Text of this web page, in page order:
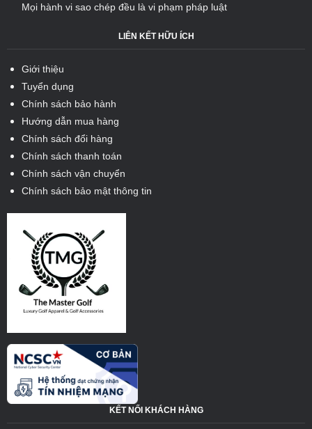
Mọi hành vi sao chép đều là vi phạm pháp luật
LIÊN KẾT HỮU ÍCH
Giới thiệu
Tuyển dụng
Chính sách bảo hành
Hướng dẫn mua hàng
Chính sách đổi hàng
Chính sách thanh toán
Chính sách vận chuyển
Chính sách bảo mật thông tin
KẾT NỐI KHÁCH HÀNG